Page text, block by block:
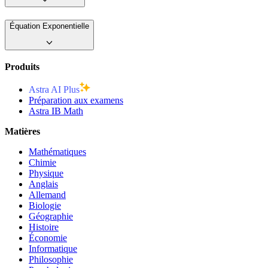
Équation Exponentielle
Produits
Astra AI Plus
Préparation aux examens
Astra IB Math
Matières
Mathématiques
Chimie
Physique
Anglais
Allemand
Biologie
Géographie
Histoire
Économie
Informatique
Philosophie